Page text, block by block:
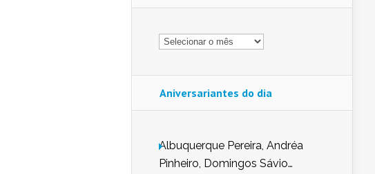
Arquivo
Aniversariantes do dia
Albuquerque Pereira, Andréa
Pinheiro, Domingos Sávio